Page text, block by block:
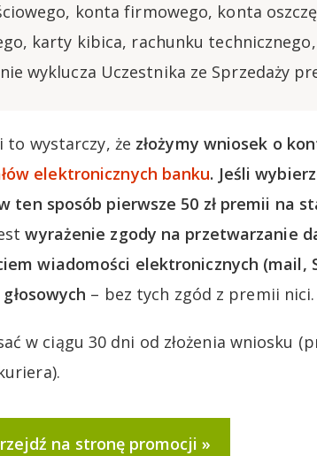
konta firmowego, konta
karty kibica, rachunku
wyklucza Uczestnika ze Sprzedaży
to wystarczy, że złożymy wniosek o
elektronicznych banku. Jeśli
sposób pierwsze 50 zł premii na
wyrażenie zgody na przetwarzanie
wiadomości elektronicznych (mail,
– bez tych zgód z premii nici.
w ciągu 30 dni od złożenia wniosku
na stronę promocji